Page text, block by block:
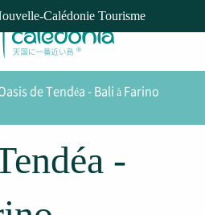
Calédonie Tourisme
de Tendéa - Bali à Farino
-